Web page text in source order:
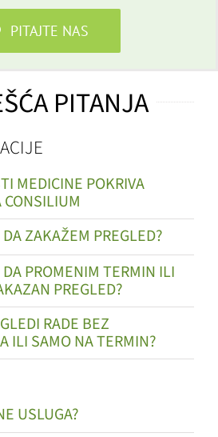
PITAJTE NAS
PITANJA
MEDICINE POKRIVA
ZAKAŽEM PREGLED?
PROMENIM TERMIN ILI
PREGLED?
RADE BEZ
ILI SAMO NA TERMIN?
USLUGA?